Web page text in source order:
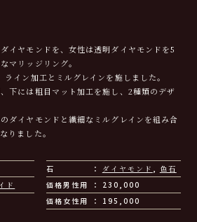
イヤモンドを、女性は透明ダイヤモンドを5
マリッジリング。
イン加工とミルグレインを施しました。
下には粗目マット加工を施し、2種類のデザ
ダイヤモンドと繊細なミルグレインを組み合
りました。
石 ダイヤモンド
色石
ド 価格男性用
230,000
価格女性用
195,000